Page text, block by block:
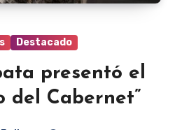
Destacado
presentó el
del Cabernet”